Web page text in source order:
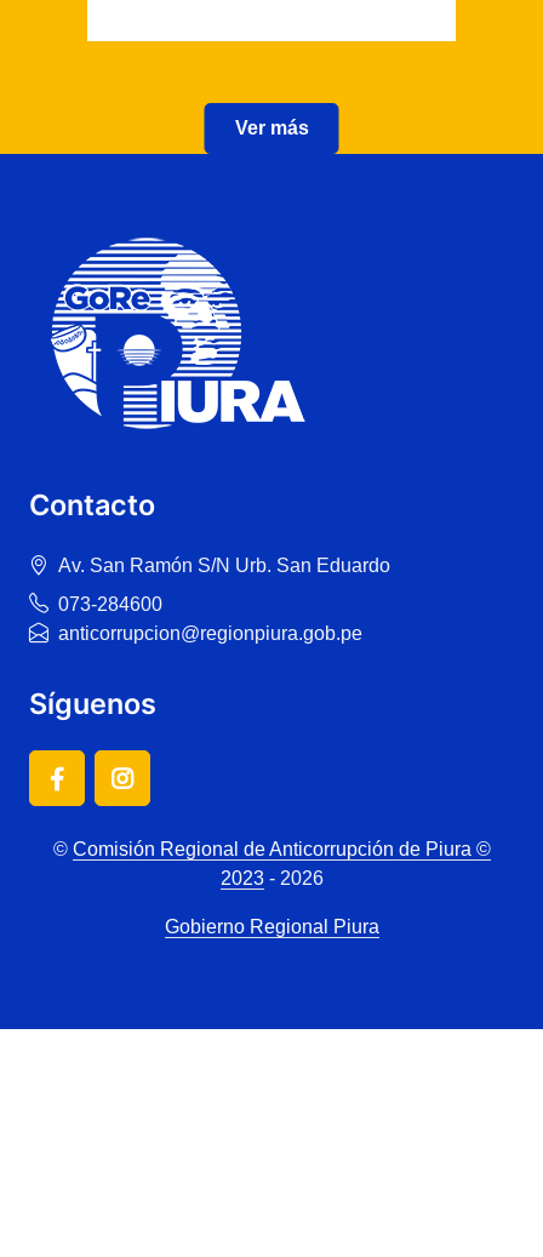
Ver más
Contacto
Av. San Ramón S/N Urb. San Eduardo
073-284600
anticorrupcion@regionpiura.gob.pe
Síguenos
© Comisión Regional de Anticorrupción de Piura ©
2023- 2026
Gobierno Regional Piura